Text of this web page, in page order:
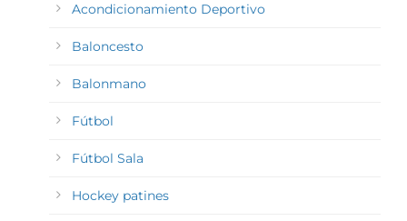
Acondicionamiento Deportivo
Baloncesto
Balonmano
Fútbol
Fútbol Sala
Hockey patines